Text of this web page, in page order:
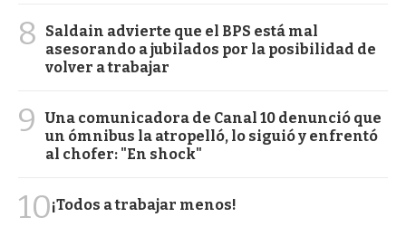
8
Saldain advierte que el BPS está mal
asesorando a jubilados por la posibilidad de
volver a trabajar
9
Una comunicadora de Canal 10 denunció que
un ómnibus la atropelló, lo siguió y enfrentó
al chofer: "En shock"
10¡Todos a trabajar menos!